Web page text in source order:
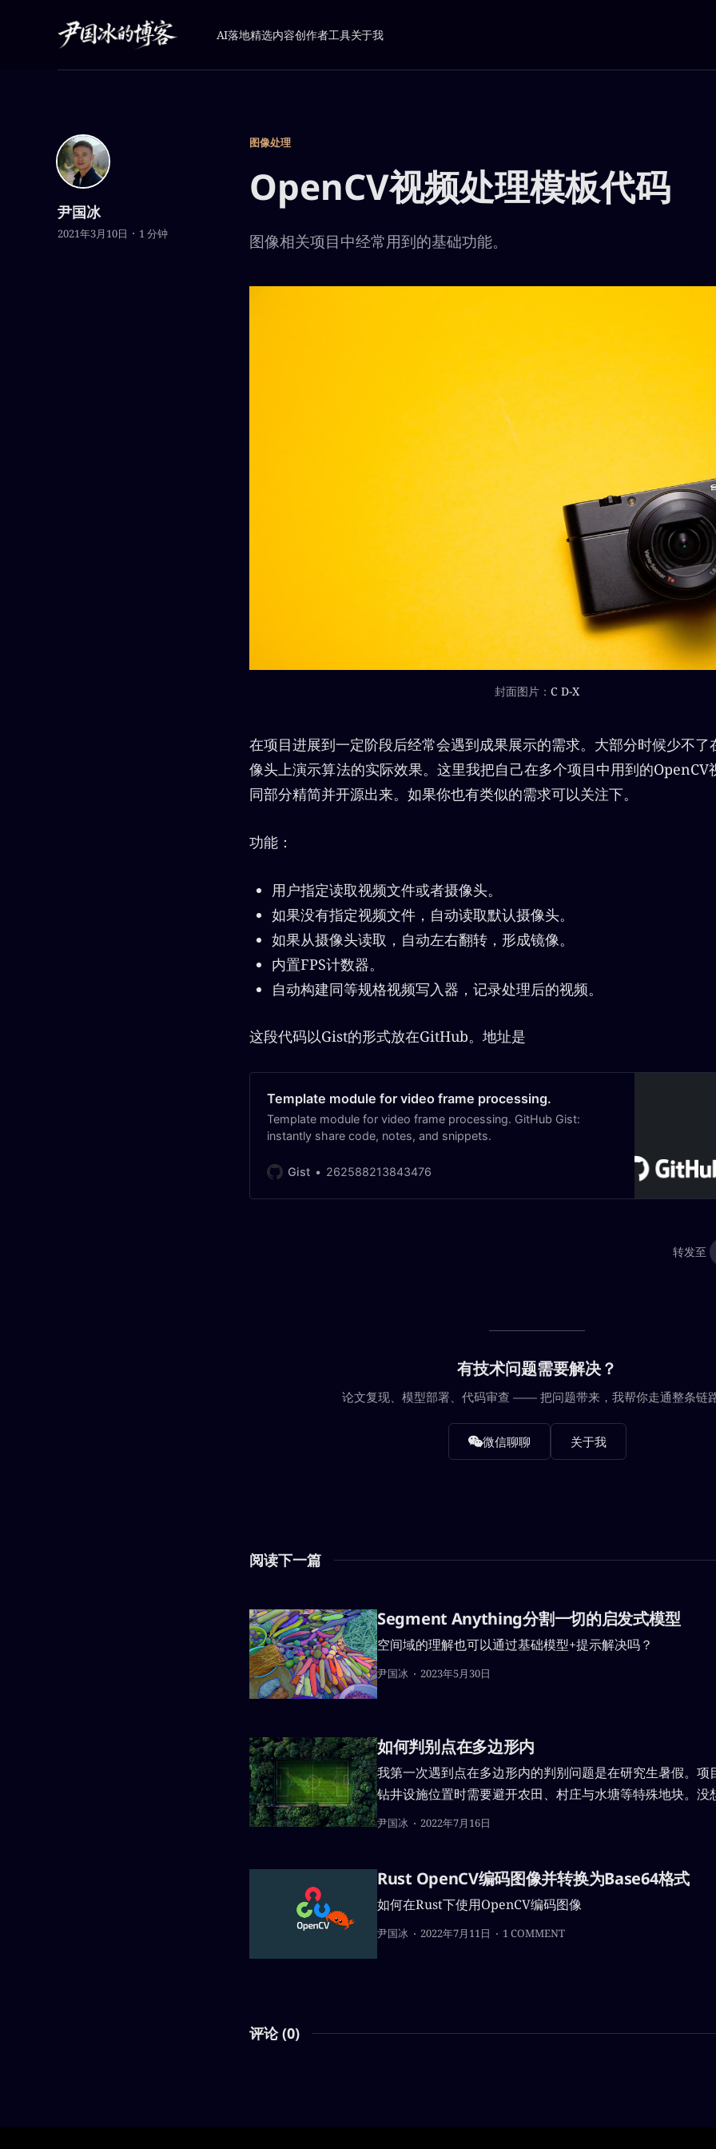
AI落地精选内容创作者工具关于我
图像处理
OpenCV视频处理模板代码
图像相关项目中经常用到的基础功能。
尹国冰
2021年3月10日 1 分钟
封面图片： C D-X
在项目进展到一定阶段后经常会遇到成果展示的需求。大部分时候少不了
像头上演示算法的实际效果。这里我把自己在多个项目中用到的OpenCV
同部分精简并开源出来。如果你也有类似的需求可以关注下。
功能：
用户指定读取视频文件或者摄像头。
如果没有指定视频文件，自动读取默认摄像头。
如果从摄像头读取，自动左右翻转，形成镜像。
内置FPS计数器。
自动构建同等规格视频写入器，记录处理后的视频。
这段代码以Gist的形式放在GitHub。地址是
Template module for video frame processing.
Template module for video frame processing. GitHub Gist:
instantly share code, notes, and snippets.
Gist 262588213843476
转发至
有技术问题需要解决？
论文复现、模型部署、代码审查 —— 把问题带来，我帮你走通整条链
微信聊聊 关于我
阅读下一篇
Segment Anything分割一切的启发式模型
空间域的理解也可以通过基础模型+提示解决吗？
尹国冰 2023年5月30日
如何判别点在多边形内
我第一次遇到点在多边形内的判别问题是在研究生暑假。项
钻井设施位置时需要避开农田、村庄与水塘等特殊地块。没
作中又遇到了这个问题。这次干脆写一篇文章记录一下，方
尹国冰 2022年7月16日
Rust OpenCV编码图像并转换为Base64格式
如何在Rust下使用OpenCV编码图像
尹国冰 2022年7月11日 1 COMMENT
评论 (0)